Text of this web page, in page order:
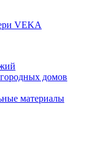
VEKA
домов
материалы